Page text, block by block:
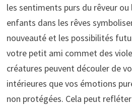
les sentiments purs du rêveur ou
enfants dans les rêves
nouveauté et les possibilités
votre petit ami commet des
créatures peuvent découler de
intérieures que vos émotions
non protégées. Cela peut